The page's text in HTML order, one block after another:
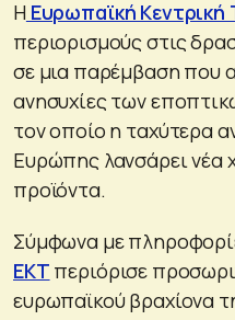
ΗΕυρωπαϊκή Κεντρική
περιορισμούς στις
σε μια παρέμβαση που
ανησυχίες των
τον οποίο η ταχύτερα
Ευρώπης λανσάρει νέα
προϊόντα.
Σύμφωνα με
ΕΚΤ περιόρισε
ευρωπαϊκού βραχίονα